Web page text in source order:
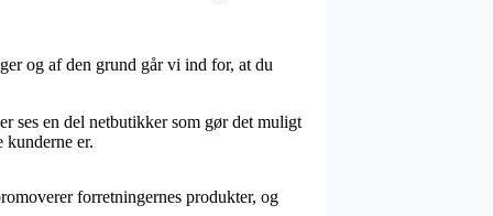
og af den grund går vi ind for, at du
ses en del netbutikker som gør det muligt
er.
forretningernes produkter, og